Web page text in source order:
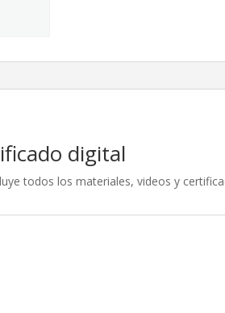
digital
todos los materiales, videos y